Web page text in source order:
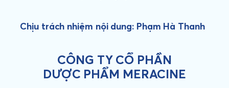
Chịu trách nhiệm nội dung: Phạm Hà Thanh
CÔNG TY CỔ PHẦN
DƯỢC PHẨM MERACINE